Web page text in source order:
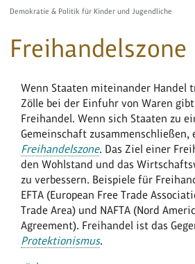
Demokratie & Politik für Kinder und Jugendliche
Freihandelszone
Wenn Staaten miteinander Handel
Zölle bei der Einfuhr von Waren
Freihandel. Wenn sich Staaten zu
Gemeinschaft
Freihandelszone. Das Ziel einer
den Wohlstand und das
zu verbessern. Beispiele für
EFTA (European Free Trade
Trade Area) und NAFTA (Nord
Agreement). Freihandel ist das
Protektionismus.